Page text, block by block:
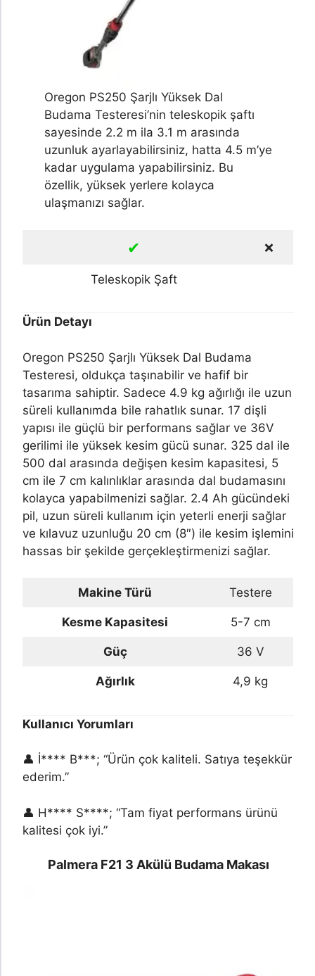
Oregon PS250 Şarjlı Yüksek Dal
Budama Testeresi’nin teleskopik şaftı
sayesinde 2.2 m ila 3.1 m arasında
uzunluk ayarlayabilirsiniz, hatta 4.5 m’ye
kadar uygulama yapabilirsiniz. Bu
özellik, yüksek yerlere kolayca
ulaşmanızı sağlar.
✔ ❌
Teleskopik Şaft
Ürün Detayı
Oregon PS250 Şarjlı Yüksek Dal Budama
Testeresi, oldukça taşınabilir ve hafif bir
tasarıma sahiptir. Sadece 4.9 kg ağırlığı ile uzun
süreli kullanımda bile rahatlık sunar. 17 dişli
yapısı ile güçlü bir performans sağlar ve 36V
gerilimi ile yüksek kesim gücü sunar. 325 dal ile
500 dal arasında değişen kesim kapasitesi, 5
cm ile 7 cm kalınlıklar arasında dal budamasını
kolayca yapabilmenizi sağlar. 2.4 Ah gücündeki
pil, uzun süreli kullanım için yeterli enerji sağlar
ve kılavuz uzunluğu 20 cm (8″) ile kesim işlemini
hassas bir şekilde gerçekleştirmenizi sağlar.
Makine Türü Testere
Kesme Kapasitesi 5-7 cm
Güç 36 V
Ağırlık 4,9 kg
Kullanıcı Yorumları
👤 İ**** B***; “Ürün çok kaliteli. Satıya teşekkür
ederim.”
👤 H**** S****; “Tam fiyat performans ürünü
kalitesi çok iyi.”
Palmera F21 3 Akülü Budama Makası